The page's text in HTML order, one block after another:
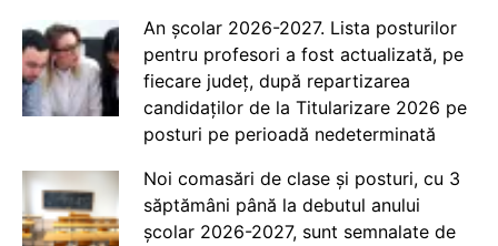
An școlar 2026-2027. Lista posturilor
pentru profesori a fost actualizată, pe
fiecare județ, după repartizarea
candidaților de la Titularizare 2026 pe
posturi pe perioadă nedeterminată
Noi comasări de clase și posturi, cu 3
săptămâni până la debutul anului
școlar 2026-2027, sunt semnalate de